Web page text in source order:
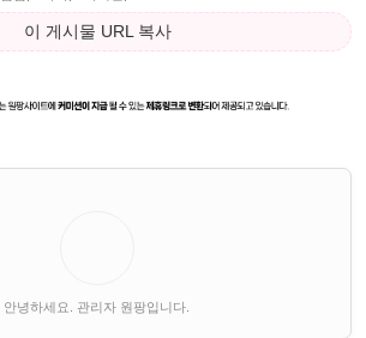
이 게시물 URL 복사
안녕하세요. 관리자 원팡입니다.